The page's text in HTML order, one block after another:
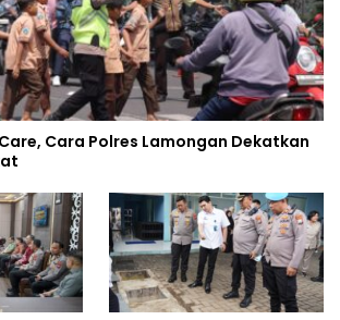
Cara Polres Lamongan Dekatkan